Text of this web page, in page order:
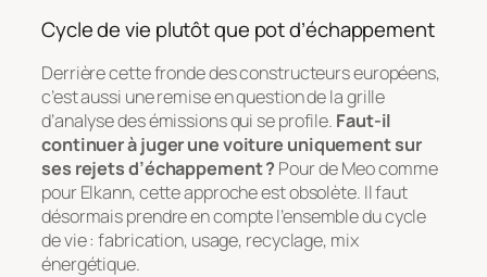
Cycle de vie plutôt que pot d’échappement
Derrière cette fronde des constructeurs européens,
c’est aussi une remise en question de la grille
d’analyse des émissions qui se profile. Faut-il
continuer à juger une voiture uniquement sur
ses rejets d’échappement ? Pour de Meo comme
pour Elkann, cette approche est obsolète. Il faut
désormais prendre en compte l’ensemble du cycle
de vie : fabrication, usage, recyclage, mix
énergétique.